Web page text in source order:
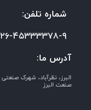
شماره تلفن:
۰۲۶-
آدرس ما:
البرز، نظرآباد، شهرک
صنعت البرز